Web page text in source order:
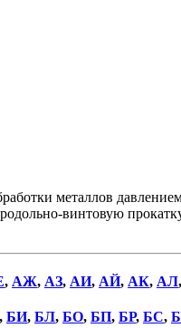
металлов
винтовую
, АЖ, АЗ, АИ, АЙ, АК, АЛ,
, БИ, БЛ, БО, БП, БР, БС,